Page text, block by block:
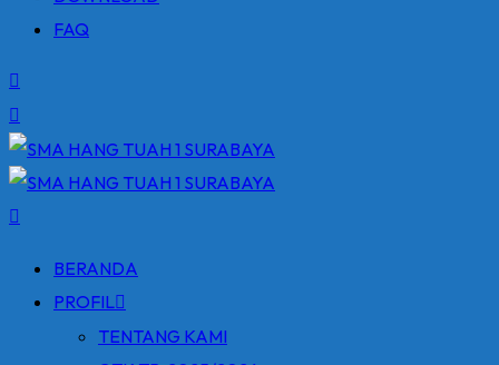
FAQ
BERANDA
PROFIL
TENTANG KAMI